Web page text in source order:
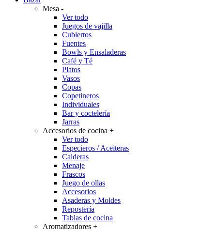
Mesa -
Ver todo
Juegos de vajilla
Cubiertos
Fuentes
Bowls y Ensaladeras
Café y Té
Platos
Vasos
Copas
Copetineros
Individuales
Bar y coctelería
Jarras
Accesorios de cocina +
Ver todo
Especieros / Aceiteras
Calderas
Menaje
Frascos
Juego de ollas
Accesorios
Asaderas y Moldes
Repostería
Tablas de cocina
Aromatizadores +